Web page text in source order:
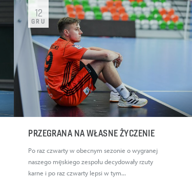
PRZEGRANA NA WŁASNE ŻYCZENIE
Po raz czwarty w obecnym sezonie o wygranej
naszego męskiego zespołu decydowały rzuty
karne i po raz czwarty lepsi w tym...
12
GRU